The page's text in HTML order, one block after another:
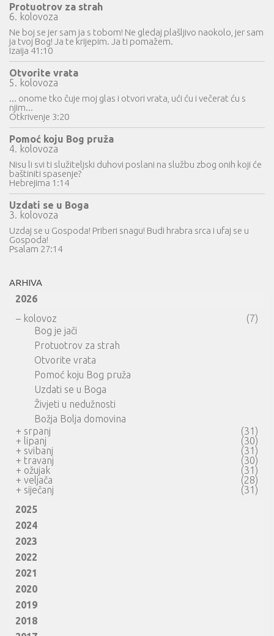
Protuotrov za strah
6. kolovoza
Ne boj se jer sam ja s tobom! Ne gledaj plašljivo naokolo, jer sam
ja tvoj Bog! Ja te krijepim. Ja ti pomažem.
Izaija 41:10
Otvorite vrata
5. kolovoza
... onome tko čuje moj glas i otvori vrata, ući ću i večerat ću s
njim...
Otkrivenje 3:20
Pomoć koju Bog pruža
4. kolovoza
Nisu li svi ti služiteljski duhovi poslani na službu zbog onih koji će
baštiniti spasenje?
Hebrejima 1:14
Uzdati se u Boga
3. kolovoza
Uzdaj se u Gospoda! Priberi snagu! Budi hrabra srca i ufaj se u
Gospoda!
Psalam 27:14
ARHIVA
2026
– kolovoz
(7)
Bog je jači
Protuotrov za strah
Otvorite vrata
Pomoć koju Bog pruža
Uzdati se u Boga
Živjeti u nedužnosti
Božja Bolja domovina
+ srpanj
(31)
+ lipanj
(30)
+ svibanj
(31)
+ travanj
(30)
+ ožujak
(31)
+ veljača
(28)
+ siječanj
(31)
2025
2024
2023
2022
2021
2020
2019
2018